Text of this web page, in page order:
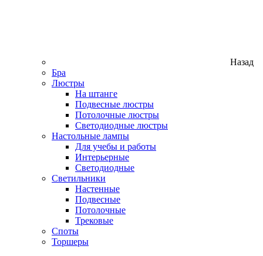
Назад
Бра
Люстры
На штанге
Подвесные люстры
Потолочные люстры
Светодиодные люстры
Настольные лампы
Для учебы и работы
Интерьерные
Светодиодные
Светильники
Настенные
Подвесные
Потолочные
Трековые
Споты
Торшеры